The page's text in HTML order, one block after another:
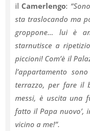
il Camerlengo:
sta traslocando ma
groppone… lui è
starnutisce a
piccioni! Com’è il
l’appartamento
terrazzo, per fare il
messi, è uscita una
fatto il Papa nuovo’,
vicino a me!”.